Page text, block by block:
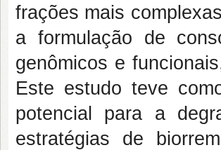
frações mais
a formulação de
genômicos e
Este estudo teve
potencial para a
estratégias de